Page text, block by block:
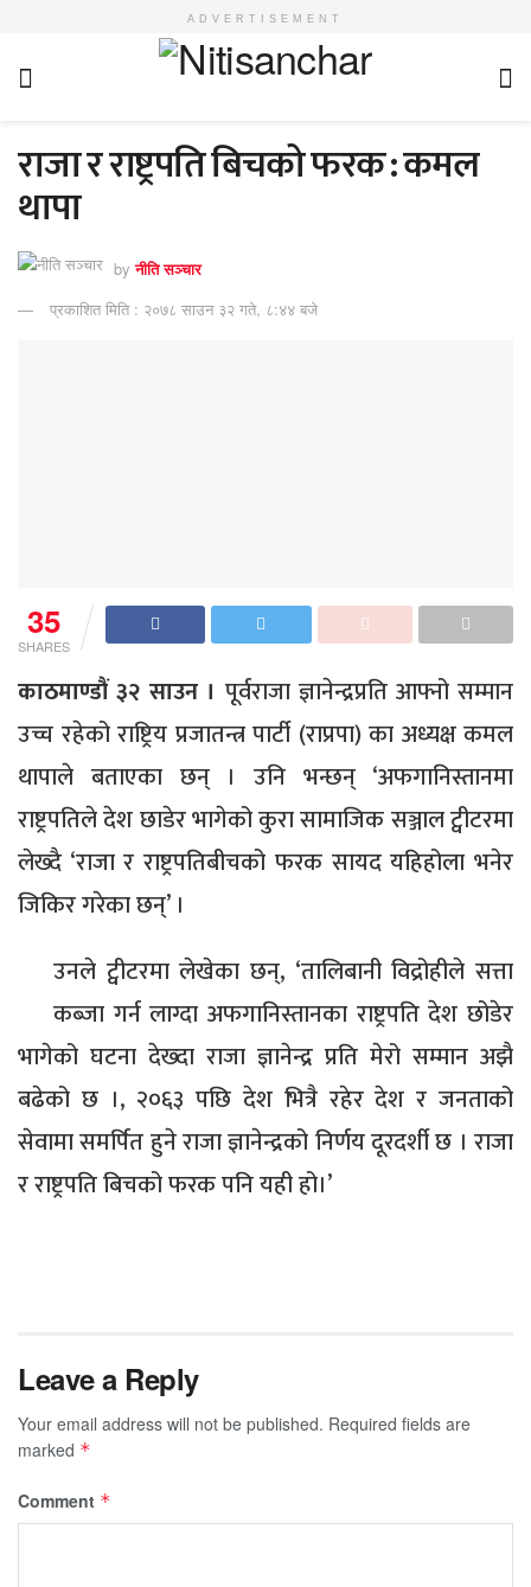
ADVERTISEMENT
राजा र राष्ट्रपति बिचको फरक : कमल
थापा
by नीति सञ्चार
प्रकाशित मिति : २०७८ साउन ३२ गते, ८:४४ बजे
35
SHARES
काठमाण्डौं ३२ साउन । पूर्वराजा ज्ञानेन्द्रप्रति आफ्नो सम्मान
उच्च रहेको राष्ट्रिय प्रजातन्त्र पार्टी (राप्रपा) का अध्यक्ष कमल
थापाले बताएका छन् । उनि भन्छन् ‘अफगानिस्तानमा
राष्ट्रपतिले देश छाडेर भागेको कुरा सामाजिक सञ्जाल ट्वीटरमा
लेख्दै ‘राजा र राष्ट्रपतिबीचको फरक सायद यहिहोला भनेर
जिकिर गरेका छन्’ ।
उनले ट्वीटरमा लेखेका छन्, ‘तालिबानी विद्रोहीले सत्ता
कब्जा गर्न लाग्दा अफगानिस्तानका राष्ट्रपति देश छोडेर
भागेको घटना देख्दा राजा ज्ञानेन्द्र प्रति मेरो सम्मान अझै
बढेको छ ।, २०६३ पछि देश भित्रै रहेर देश र जनताको
सेवामा समर्पित हुने राजा ज्ञानेन्द्रको निर्णय दूरदर्शी छ । राजा
र राष्ट्रपति बिचको फरक पनि यही हो।’
Leave a Reply
Your email address will not be published. Required fields are
marked *
Comment *